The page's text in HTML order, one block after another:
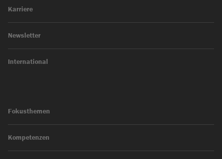
Karriere
Newsletter
International
Fokusthemen
Kompetenzen